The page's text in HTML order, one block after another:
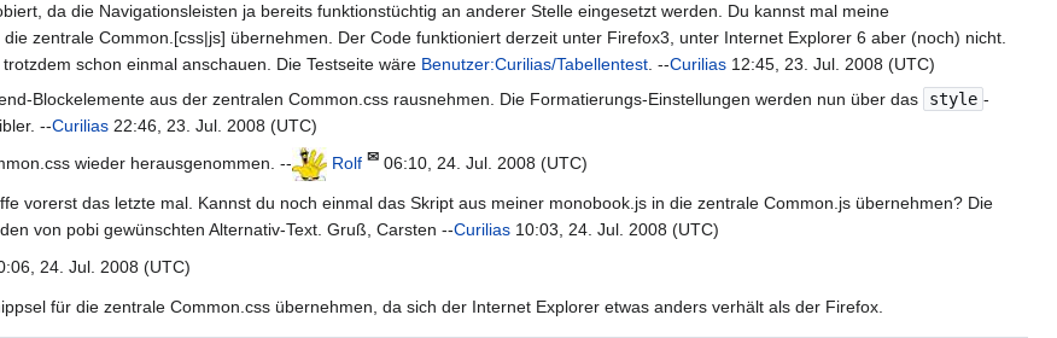
da die Navigationsleisten ja bereits funktionstüchtig an anderer Stelle eingesetzt werden. Du kannst mal meine
zentrale Common.[css|js] übernehmen. Der Code funktioniert derzeit unter Firefox3, unter Internet Explorer 6 aber (noch) nicht.
schon einmal anschauen. Die Testseite wäre Benutzer:Curilias/Tabellentest. --Curilias 12:45, 23. Jul. 2008 (UTC)
Blockelemente aus der zentralen Common.css rausnehmen. Die Formatierungs-Einstellungen werden nun über das
style -
--Curilias 22:46, 23. Jul. 2008 (UTC)
wieder herausgenommen. --
Rolf ✉ 06:10, 24. Jul. 2008 (UTC)
vorerst das letzte mal. Kannst du noch einmal das Skript aus meiner monobook.js in die zentrale Common.js übernehmen? Die
von pobi gewünschten Alternativ-Text. Gruß, Carsten --Curilias 10:03, 24. Jul. 2008 (UTC)
24. Jul. 2008 (UTC)
für die zentrale Common.css übernehmen, da sich der Internet Explorer etwas anders verhält als der Firefox.